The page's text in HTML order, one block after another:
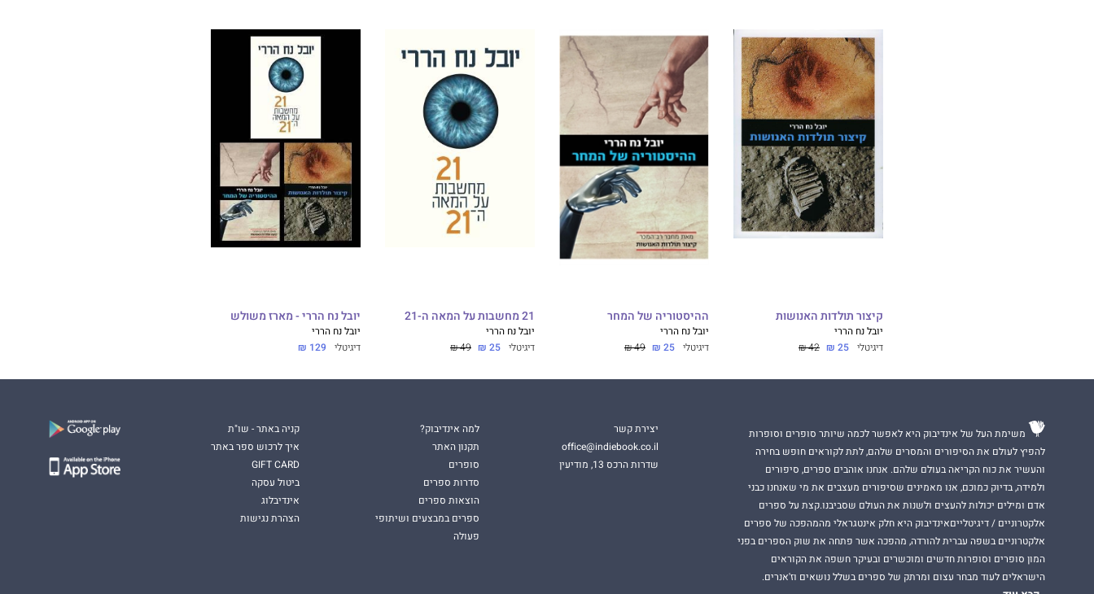
קיצור תולדות האנושות
יובל נח הררי
דיגיטלי 25 ₪
42 ₪
ההיסטוריה של המחר
יובל נח הררי
דיגיטלי 25 ₪
49 ₪
21 מחשבות על המאה ה-21
יובל נח הררי
דיגיטלי 25 ₪
49 ₪
יובל נח הררי - מארז משולש
יובל נח הררי
דיגיטלי 129 ₪
משימת העל של אינדיבוק היא לאפשר לכמה שיותר סופרים וסופרות
להפיץ לעולם את הסיפורים והמסרים שלהם, לתת לקוראים חופש בחירה
והעשיר את כוח הקריאה בעולם שלהם. אנחנו אוהבים ספרים, סיפורים
ולמידה, בדיוק כמוכם, אנו מאמינים שסיפורים מעצבים את מי שאנחנו כבני
אדם ומילים יכולות להעצים ולשנות את העולם שסביבנו.קצת על ספרים
אלקטרוניים / דיגיטלייםאינדיבוק היא חלק אינטגראלי מהמהפכה של ספרים
אלקטרוניים בשפה עברית להורדה, מהפכה אשר פתחה את שוק הספרים בפני
המון סופרים וסופרות חדשים ומוכשרים ובעיקר חשפה את הקוראים
הישראלים לעוד מבחר עצום ומרתק של ספרים בשלל נושאים וז'אנרים.
יצירת קשר
office@indiebook.co.il
שדרות הרכס 13, מודיעין
למה אינדיבוק?
תקנון האתר
סופרים
סדרות ספרים
הוצאות ספרים
ספרים במבצעים ושיתופי
פעולה
קניה באתר - שו"ת
איך לרכוש ספר באתר
GIFT CARD
ביטול עסקה
אינדיבלוג
הצהרת נגישות